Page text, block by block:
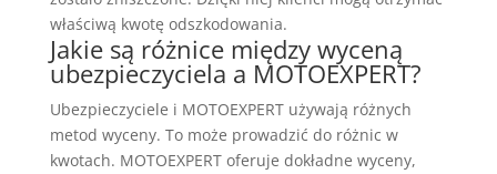
właściwą kwotę odszkodowania.
Jakie są różnice między wyceną
ubezpieczyciela a MOTOEXPERT?
Ubezpieczyciele i MOTOEXPERT używają różnych
metod wyceny. To może prowadzić do różnic w
kwotach. MOTOEXPERT oferuje dokładne wyceny,